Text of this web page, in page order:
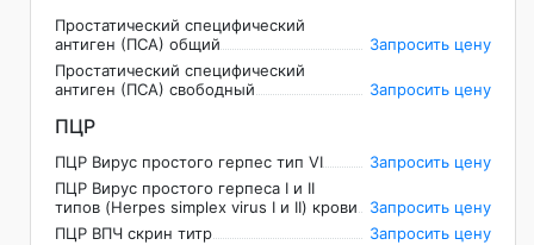
Простатический специфический
антиген (ПСА) общий
Запросить цену
Простатический специфический
антиген (ПСА) свободный
Запросить цену
ПЦР
ПЦР Вирус простого герпес тип VI
Запросить цену
ПЦР Вирус простого герпеса I и II
типов (Herpes simplex virus I и II) крови
Запросить цену
ПЦР ВПЧ скрин титр
Запросить цену